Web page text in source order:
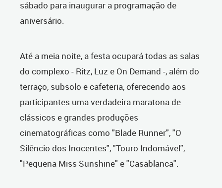
sábado para inaugurar a programação de
aniversário.
Até a meia noite, a festa ocupará todas as salas
do complexo - Ritz, Luz e On Demand -, além do
terraço, subsolo e cafeteria, oferecendo aos
participantes uma verdadeira maratona de
clássicos e grandes produções
cinematográficas como "Blade Runner", "O
Silêncio dos Inocentes", "Touro Indomável",
"Pequena Miss Sunshine" e "Casablanca".